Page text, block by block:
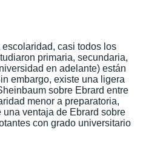
casi todos los
primaria, secundaria,
en adelante) están
embargo, existe una ligera
sobre Ebrard entre
menor a preparatoria,
una ventaja de Ebrard sobre
con grado universitario